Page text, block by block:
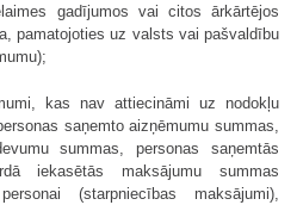
gadījumos vai citos ārkārtējos
pamatojoties uz valsts vai pašvaldību
kas nav attiecināmi uz nodokļu
saņemto aizņēmumu summas,
summas, personas saņemtās
iekasētās maksājumu summas
(starpniecības maksājumi),